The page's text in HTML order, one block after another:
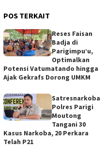
POS TERKAIT
Reses Faisan
Badja di
Parigimpu’u,
Optimalkan
Potensi Vatumatando hingga
Ajak Gekrafs Dorong UMKM
Satresnarkoba
Polres Parigi
Moutong
Tangani 30
Kasus Narkoba, 20 Perkara
Telah P21